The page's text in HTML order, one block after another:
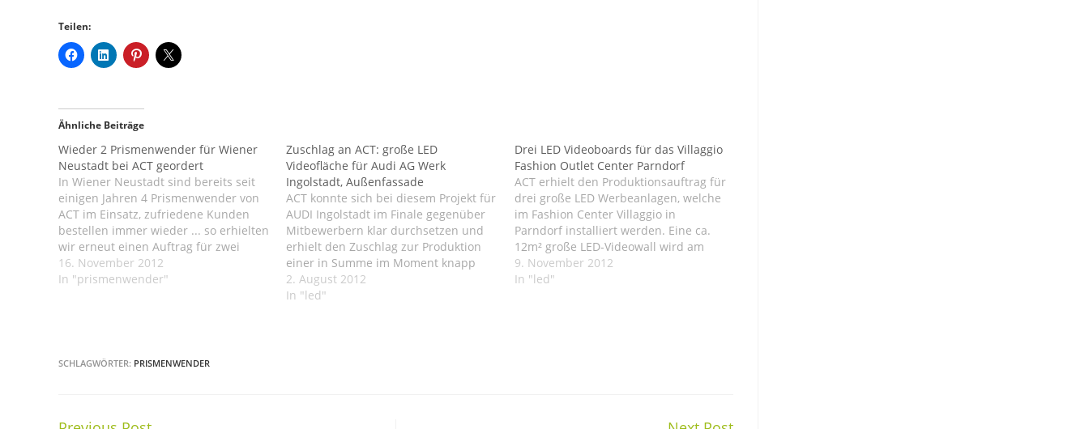
Teilen:
Ähnliche Beiträge
Wieder 2 Prismenwender für Wiener
Neustadt bei ACT geordert
In Wiener Neustadt sind bereits seit
einigen Jahren 4 Prismenwender von
ACT im Einsatz, zufriedene Kunden
bestellen immer wieder ... so erhielten
wir erneut einen Auftrag für zwei
Prismenwender, welche ebenfalls in
Wiener Neustadt installiert werden.
16. November 2012
In "prismenwender"
Zuschlag an ACT: große LED
Videofläche für Audi AG Werk
Ingolstadt, Außenfassade
ACT konnte sich bei diesem Projekt für
AUDI Ingolstadt im Finale gegenüber
Mitbewerbern klar durchsetzen und
erhielt den Zuschlag zur Produktion
einer in Summe im Moment knapp
20m² großen LED Videowall, welche im
Endausbau eine knapp 50m² große
2. August 2012
In "led"
Drei LED Videoboards für das Villaggio
Fashion Outlet Center Parndorf
ACT erhielt den Produktionsauftrag für
drei große LED Werbeanlagen, welche
im Fashion Center Villaggio in
Parndorf installiert werden. Eine ca.
12m² große LED-Videowall wird am
Dach des Outlet-Centers installiert,
schon von weitem wird diese Led
9. November 2012
In "led"
SCHLAGWÖRTER: PRISMENWENDER